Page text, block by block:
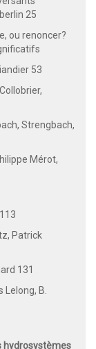
25
ou renoncer?
53
Strengbach,
Mérot,
Patrick
131
B.
hydrosystèmes